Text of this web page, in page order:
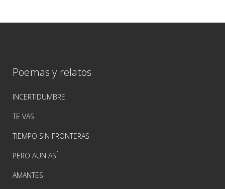
Poemas y relatos
INCERTIDUMBRE
TE VAS
TIEMPO SIN FRONTERAS
PERO AUN ASÍ
AMANTES